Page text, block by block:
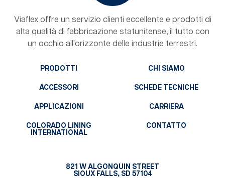
Viaflex offre un servizio clienti eccellente e prodotti di
alta qualità di fabbricazione statunitense, il tutto con
un occhio all'orizzonte delle industrie terrestri.
PRODOTTI
ACCESSORI
APPLICAZIONI
COLORADO LINING
INTERNATIONAL
CHI SIAMO
SCHEDE TECNICHE
CARRIERA
CONTATTO
821 W ALGONQUIN STREET
SIOUX FALLS, SD 57104